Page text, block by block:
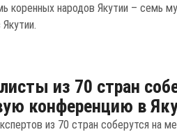
коренных народов Якутии – семь
из 70 стран
конференцию в
из 70 стран соберутся на